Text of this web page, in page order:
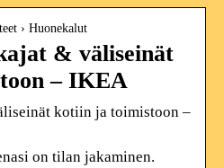
› Huonekalut
& väliseinät
– IKEA
kotiin ja toimistoon –
on tilan jakaminen.